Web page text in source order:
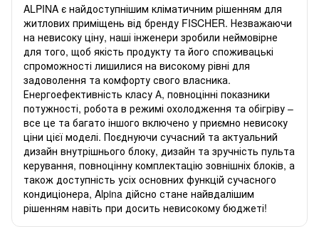
ALPINA є найдоступнішим кліматичним рішенням для
житлових приміщень від бренду FISCHER. Незважаючи
на невисоку ціну, наші інженери зробили неймовірне
для того, щоб якість продукту та його споживацькі
спроможності лишилися на високому рівні для
задоволення та комфорту свого власника.
Енергоефективність класу А, повноцінні показники
потужності, робота в режимі охолодження та обігріву –
все це та багато іншого включено у приємно невисоку
ціни цієї моделі. Поєднуючи сучасний та актуальний
дизайн внутрішнього блоку, дизайн та зручність пульта
керування, повноцінну комплектацію зовнішніх блоків, а
також доступність усіх основних функцій сучасного
кондиціонера, Alpina дійсно стане найвдалішим
рішенням навіть при досить невисокому бюджеті!